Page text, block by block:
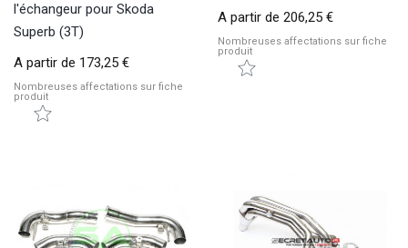
l'échangeur pour Skoda
Superb (3T)
A partir de 173,25 €
Nombreuses affectations sur fiche
produit
A partir de 206,25 €
Nombreuses affectations sur fiche
produit